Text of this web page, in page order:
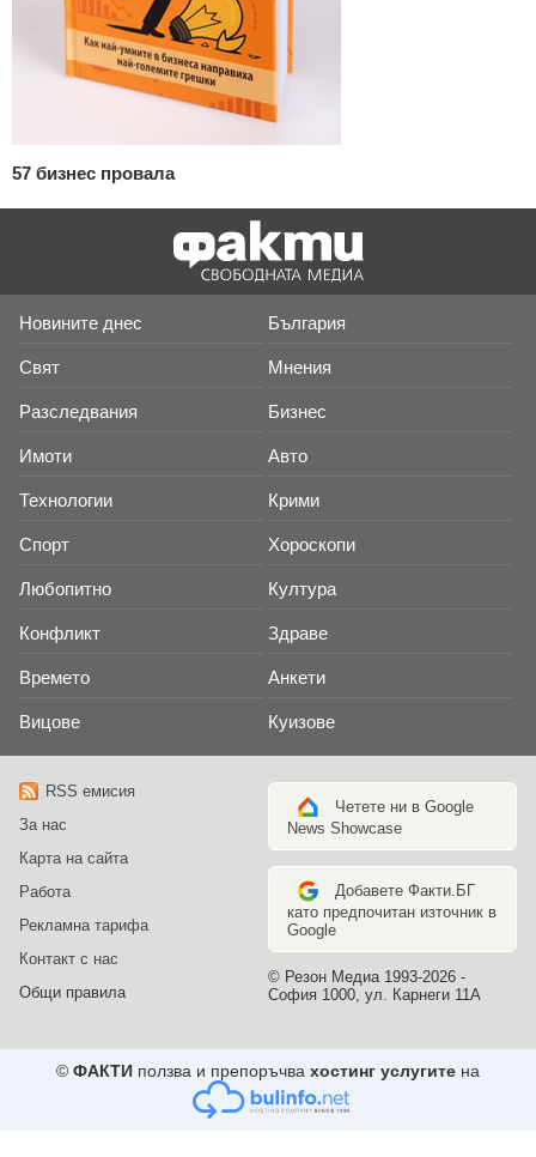
57 бизнес провала
Новините днес България
Свят Мнения
Разследвания Бизнес
Имоти Авто
Технологии Крими
Спорт Хороскопи
Любопитно Култура
Конфликт Здраве
Времето Анкети
Вицове Куизове
RSS емисия
За нас
Карта на сайта
Работа
Рекламна тарифа
Контакт с нас
Общи правила
Четете ни в Google
News Showcase
Добавете Факти.БГ
като предпочитан източник в
Google
© Резон Медиа 1993-2026 -
София 1000, ул. Карнеги 11А
© ФАКТИ ползва и препоръчва хостинг услугите на